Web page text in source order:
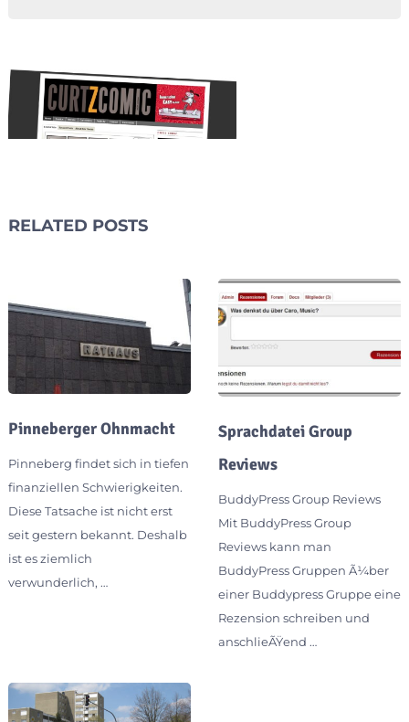
RELATED POSTS
Pinneberger Ohnmacht
Pinneberg findet sich in tiefen
finanziellen Schwierigkeiten.
Diese Tatsache ist nicht erst
seit gestern bekannt. Deshalb
ist es ziemlich
verwunderlich, …
Sprachdatei Group
Reviews
BuddyPress Group Reviews
Mit BuddyPress Group
Reviews kann man
BuddyPress Gruppen Ã¼ber
einer Buddypress Gruppe eine
Rezension schreiben und
anschlieÃŸend …